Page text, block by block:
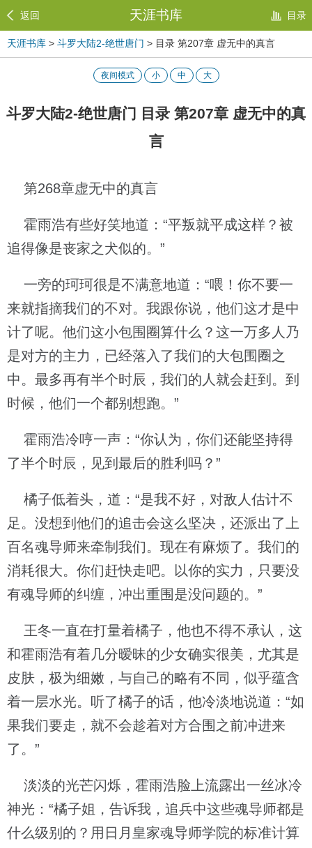
返回 天涯书库 目录
天涯书库 > 斗罗大陆2-绝世唐门 > 目录 第207章 虚无中的真言
夜间模式 小 中 大
斗罗大陆2-绝世唐门 目录 第207章 虚无中的真
言
第268章虚无中的真言
霍雨浩有些好笑地道：“平叛就平成这样？被
追得像是丧家之犬似的。”
一旁的珂珂很是不满意地道：“喂！你不要一
来就指摘我们的不对。我跟你说，他们这才是中
计了呢。他们这小包围圈算什么？这一万多人乃
是对方的主力，已经落入了我们的大包围圈之
中。最多再有半个时辰，我们的人就会赶到。到
时候，他们一个都别想跑。”
霍雨浩冷哼一声：“你认为，你们还能坚持得
了半个时辰，见到最后的胜利吗？”
橘子低着头，道：“是我不好，对敌人估计不
足。没想到他们的追击会这么坚决，还派出了上
百名魂导师来牵制我们。现在有麻烦了。我们的
消耗很大。你们赶快走吧。以你的实力，只要没
有魂导师的纠缠，冲出重围是没问题的。”
王冬一直在打量着橘子，他也不得不承认，这
和霍雨浩有着几分暧昧的少女确实很美，尤其是
皮肤，极为细嫩，与自己的略有不同，似乎蕴含
着一层水光。听了橘子的话，他冷淡地说道：“如
果我们要走，就不会趁着对方合围之前冲进来
了。”
淡淡的光芒闪烁，霍雨浩脸上流露出一丝冰冷
神光：“橘子姐，告诉我，追兵中这些魂导师都是
什么级别的？用日月皇家魂导师学院的标准计算